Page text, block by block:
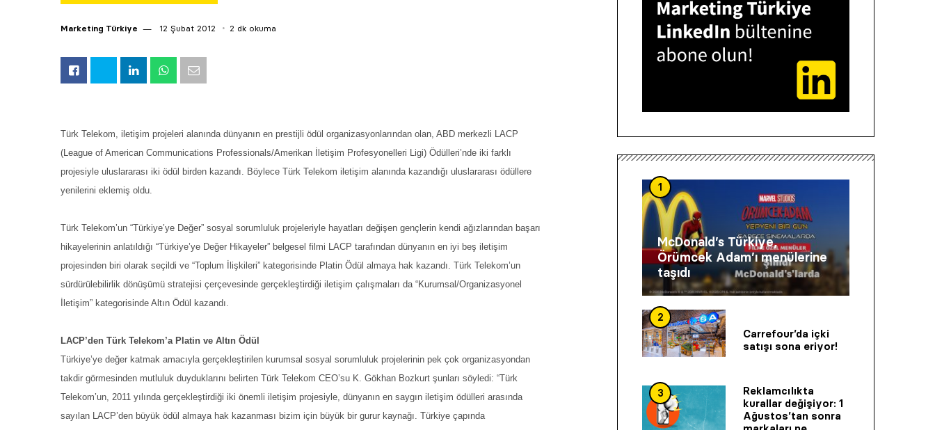
Marketing Türkiye 12 Şubat 2012 2 dk okuma
Türk Telekom, iletişim projeleri alanında dünyanın en prestijli ödül organizasyonlarından olan, ABD merkezli LACP
(League of American Communications Professionals/Amerikan İletişim Profesyonelleri Ligi) Ödülleri’nde iki farklı
projesiyle uluslararası iki ödül birden kazandı. Böylece Türk Telekom iletişim alanında kazandığı uluslararası ödüllere
yenilerini eklemiş oldu.
Türk Telekom’un “Türkiye’ye Değer” sosyal sorumluluk projeleriyle hayatları değişen gençlerin kendi ağızlarından başarı
hikayelerinin anlatıldığı “Türkiye’ye Değer Hikayeler” belgesel filmi LACP tarafından dünyanın en iyi beş iletişim
projesinden biri olarak seçildi ve “Toplum İlişkileri” kategorisinde Platin Ödül almaya hak kazandı. Türk Telekom’un
sürdürülebilirlik dönüşümü stratejisi çerçevesinde gerçekleştirdiği iletişim çalışmaları da “Kurumsal/Organizasyonel
İletişim” kategorisinde Altın Ödül kazandı.
LACP’den Türk Telekom’a Platin ve Altın Ödül
Türkiye’ye değer katmak amacıyla gerçekleştirilen kurumsal sosyal sorumluluk projelerinin pek çok organizasyondan
takdir görmesinden mutluluk duyduklarını belirten Türk Telekom CEO’su K. Gökhan Bozkurt şunları söyledi: “Türk
Telekom’un, 2011 yılında gerçekleştirdiği iki önemli iletişim projesiyle, dünyanın en saygın iletişim ödülleri arasında
sayılan LACP’den büyük ödül almaya hak kazanması bizim için büyük bir gurur kaynağı. Türkiye çapında
1
McDonald’s Türkiye,
Örümcek Adam’ı menülerine
taşıdı
2
Carrefour’da içki
satışı sona eriyor!
3
Reklamcılıkta
kurallar değişiyor: 1
Ağustos’tan sonra